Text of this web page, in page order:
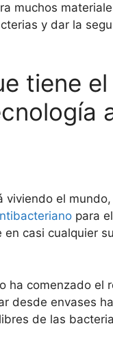
muchos
y dar la
tiene
viviendo el
para
casi cualquier
ha comenzado el
desde envases
de las